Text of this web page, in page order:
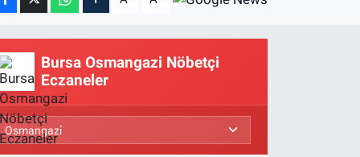
Bursa Osmangazi Nöbetçi
Eczaneler